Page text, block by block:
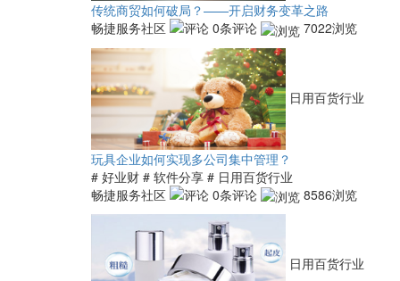
传统商贸如何破局？——开启财务变革之路
畅捷服务社区
0条评论 7022浏览
日用百货行业
玩具企业如何实现多公司集中管理？
# 好业财 # 软件分享 # 日用百货行业
畅捷服务社区
0条评论 8586浏览
日用百货行业